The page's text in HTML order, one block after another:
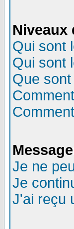
Niveaux
Qui sont
Qui sont
Que
Je ne
Je
J'ai reçu